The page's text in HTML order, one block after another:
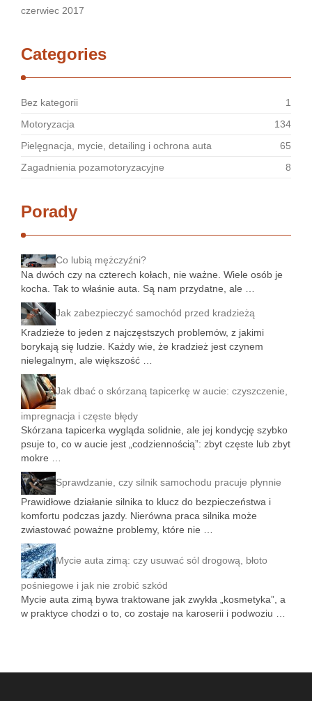
czerwiec 2017
Categories
Bez kategorii
1
Motoryzacja
134
Pielęgnacja, mycie, detailing i ochrona auta
65
Zagadnienia pozamotoryzacyjne
8
Porady
Co lubią mężczyźni?
Na dwóch czy na czterech kołach, nie ważne. Wiele osób je
kocha. Tak to właśnie auta. Są nam przydatne, ale …
Jak zabezpieczyć samochód przed kradzieżą
Kradzieże to jeden z najczęstszych problemów, z jakimi
borykają się ludzie. Każdy wie, że kradzież jest czynem
nielegalnym, ale większość …
Jak dbać o skórzaną tapicerkę w aucie: czyszczenie,
impregnacja i częste błędy
Skórzana tapicerka wygląda solidnie, ale jej kondycję szybko
psuje to, co w aucie jest „codziennością”: zbyt częste lub zbyt
mokre …
Sprawdzanie, czy silnik samochodu pracuje płynnie
Prawidłowe działanie silnika to klucz do bezpieczeństwa i
komfortu podczas jazdy. Nierówna praca silnika może
zwiastować poważne problemy, które nie …
Mycie auta zimą: czy usuwać sól drogową, błoto
pośniegowe i jak nie zrobić szkód
Mycie auta zimą bywa traktowane jak zwykła „kosmetyka”, a
w praktyce chodzi o to, co zostaje na karoserii i podwoziu …